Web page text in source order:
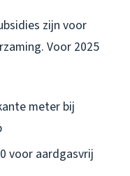
zijn voor
Voor 2025
meter bij
voor aardgasvrij